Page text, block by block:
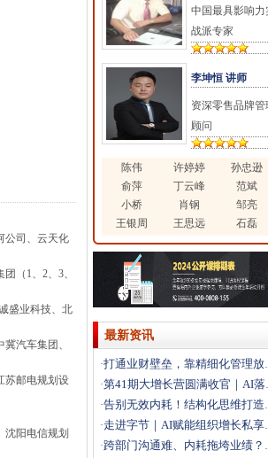
公司、云天化
（1、2、3、
盛业科技、北
汽车集团、
苏邮电规划设
阳电信规划
中国最具影响力
战派专家
李坤恒 讲师
资深零售品牌管
顾问
陈伟 许婷婷
孙忠逊
俞萍
丁云峰
范斌
小桥
肖钢
邹亮
王银周
王思远 石磊
最新资讯
·打通业财壁垒，靠精细化管理放大利润
·第41期大增长营圆满收官｜AI落地+科学经营双引擎，
·告别无效内耗！结构化思维打造高效解题团队
·走进字节｜AI赋能组织增长私享会圆满落幕，解锁结构性
·跨部门沟通难、内耗拖垮业绩？这场沙盘课教你打通跨部门